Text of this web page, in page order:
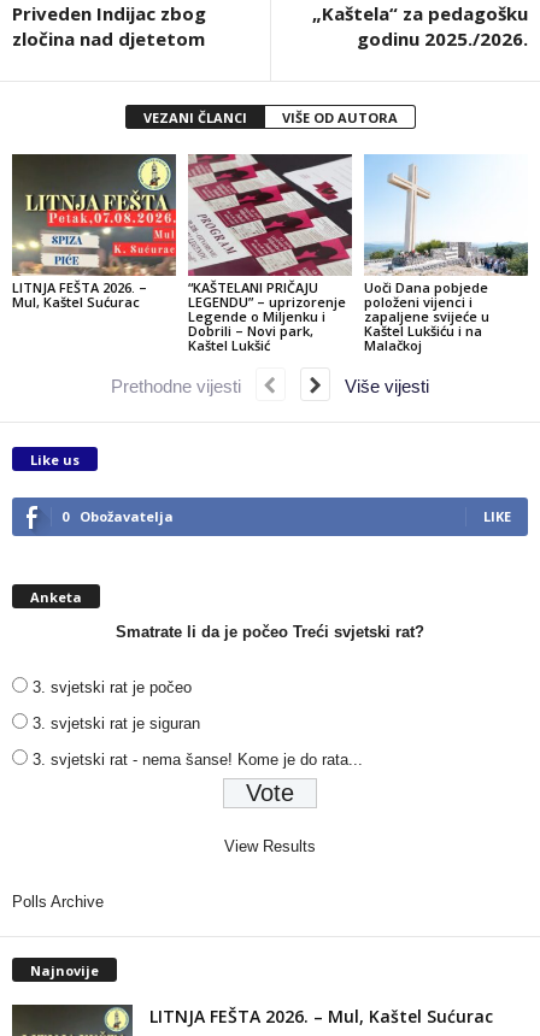
Priveden Indijac zbog
zločina nad djetetom
„Kaštela“ za pedagošku
godinu 2025./2026.
VEZANI ČLANCI VIŠE OD AUTORA
LITNJA FEŠTA 2026. –
Mul, Kaštel Sućurac
“KAŠTELANI PRIČAJU
LEGENDU” – uprizorenje
Legende o Miljenku i
Dobrili – Novi park,
Kaštel Lukšić
Uoči Dana pobjede
položeni vijenci i
zapaljene svijeće u
Kaštel Lukšiću i na
Malačkoj
Prethodne vijesti Više vijesti
Like us
0 Obožavatelja LIKE
Anketa
Smatrate li da je počeo Treći svjetski rat?
3. svjetski rat je počeo
3. svjetski rat je siguran
3. svjetski rat - nema šanse! Kome je do rata...
View Results
Polls Archive
Najnovije
LITNJA FEŠTA 2026. – Mul, Kaštel Sućurac